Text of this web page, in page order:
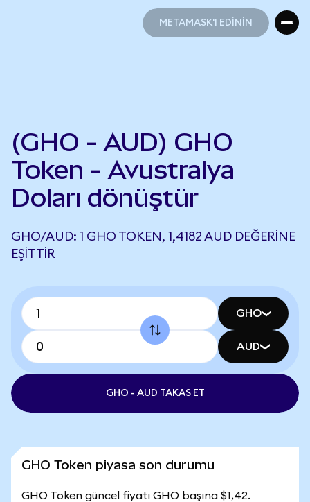
METAMASK'I EDİNİN
(GHO - AUD) GHO
Token - Avustralya
Doları dönüştür
GHO/AUD: 1 GHO TOKEN, 1,4182 AUD DEĞERINE
EŞITTIR
GHO
AUD
GHO - AUD TAKAS ET
GHO Token piyasa son durumu
GHO Token güncel fiyatı GHO başına $1,42.